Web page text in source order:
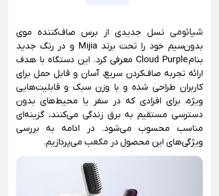
شیائومی نسل جدیدی از برس صاف‌کننده موی
بدون‌سیم خود را تحت برند Mijia و در رنگ جدید
بنام Cloud Purple معرفی کرد. این دستگاه با هدف
ارائه تجربه صاف‌کردن سریع، آسان و قابل حمل برای
کاربران طراحی شده و با وزن سبک و قابلیت‌هایی
ویژه، برای افرادی که در سفر یا محیط‌های بدون
دسترسی مستقیم به برق زندگی می‌کنند، گزینه‌ای
مناسب محسوب می‌شود. در ادامه به بررسی
ویژگی‌های این محصول در مکعبمی‌پردازیم.